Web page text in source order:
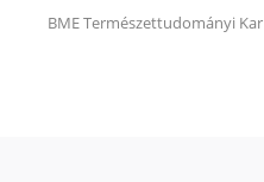
BMETermészettudományi Kar